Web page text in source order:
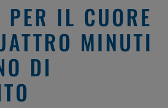
PER IL CUORE
MINUTI
DI